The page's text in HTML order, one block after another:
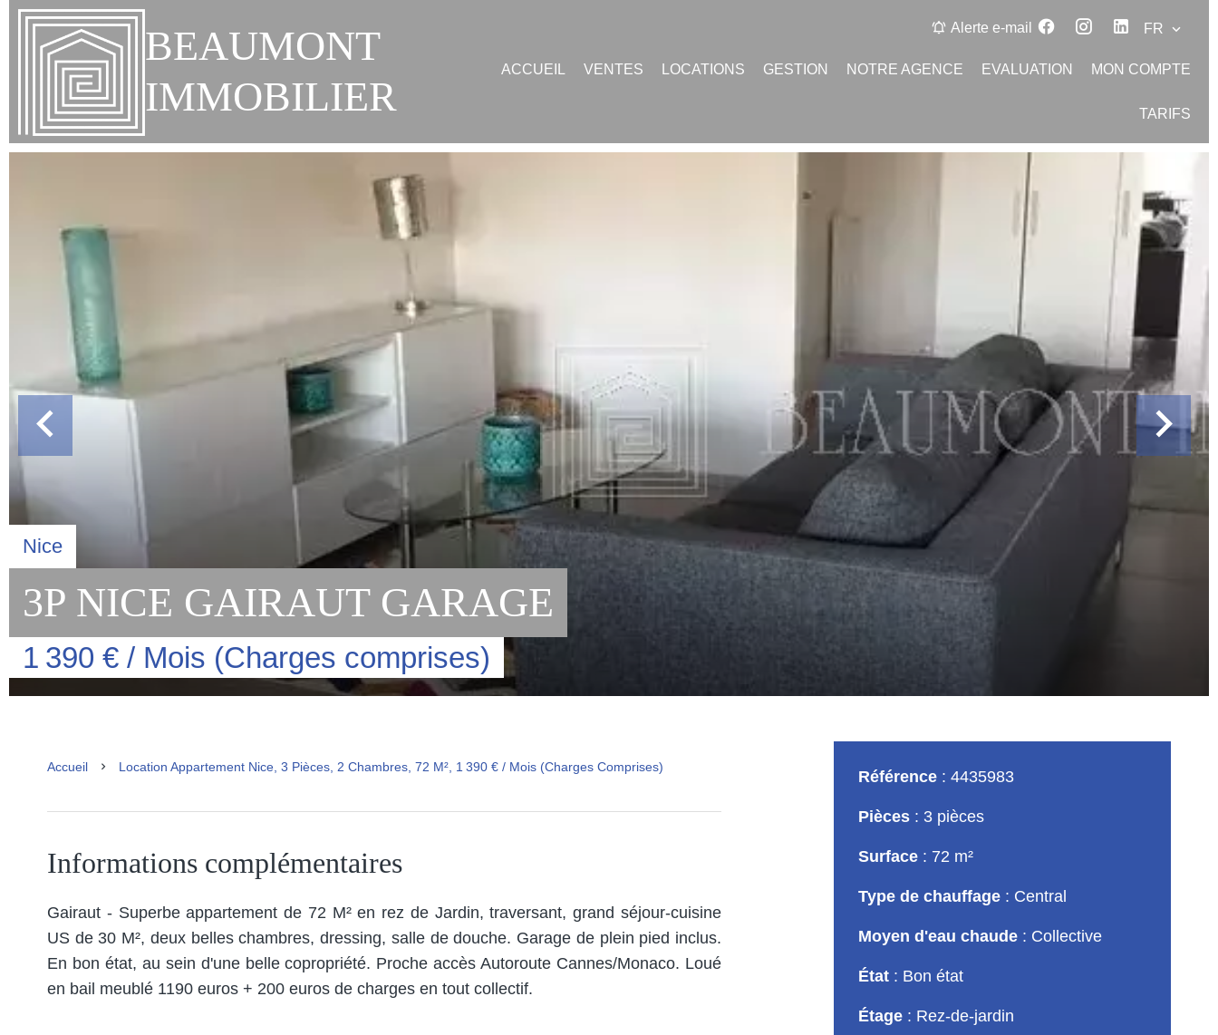
BEAUMONT
IMMOBILIER
Alerte e-mail FR
ACCUEIL VENTES LOCATIONS GESTION NOTRE AGENCE EVALUATION MON COMPTE
TARIFS
Nice
3P NICE GAIRAUT GARAGE
1 390 € / Mois (Charges comprises)
Accueil Location Appartement Nice, 3 Pièces, 2 Chambres, 72 M², 1 390 € / Mois (Charges Comprises)
Informations complémentaires
Gairaut - Superbe appartement de 72 M² en rez de Jardin, traversant, grand séjour-cuisine
US de 30 M², deux belles chambres, dressing, salle de douche. Garage de plein pied inclus.
En bon état, au sein d'une belle copropriété. Proche accès Autoroute Cannes/Monaco. Loué
en bail meublé 1190 euros + 200 euros de charges en tout collectif.
Référence 4435983
Pièces 3 pièces
Surface 72 m²
Type de chauffage Central
Moyen d'eau chaude Collective
État Bon état
Étage Rez-de-jardin